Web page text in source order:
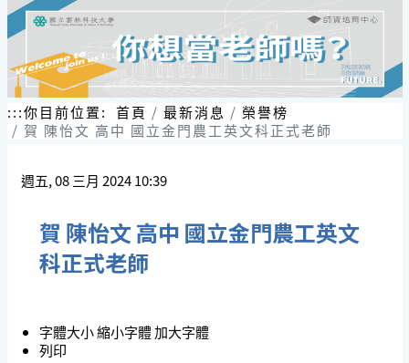
:::你目前位置: 首頁 最新消息
榮譽榜
賀 陳怡文 高中 國立金門農工英文科正式老師
週五, 08 三月 2024 10:39
賀 陳怡文 高中 國立金門農工英文
科正式老師
字體大小縮小字體加大字體
列印